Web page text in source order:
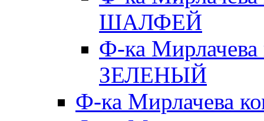
ШАЛФЕЙ
Ф-ка
ЗЕЛЕНЫЙ
Ф-ка Мирлачева